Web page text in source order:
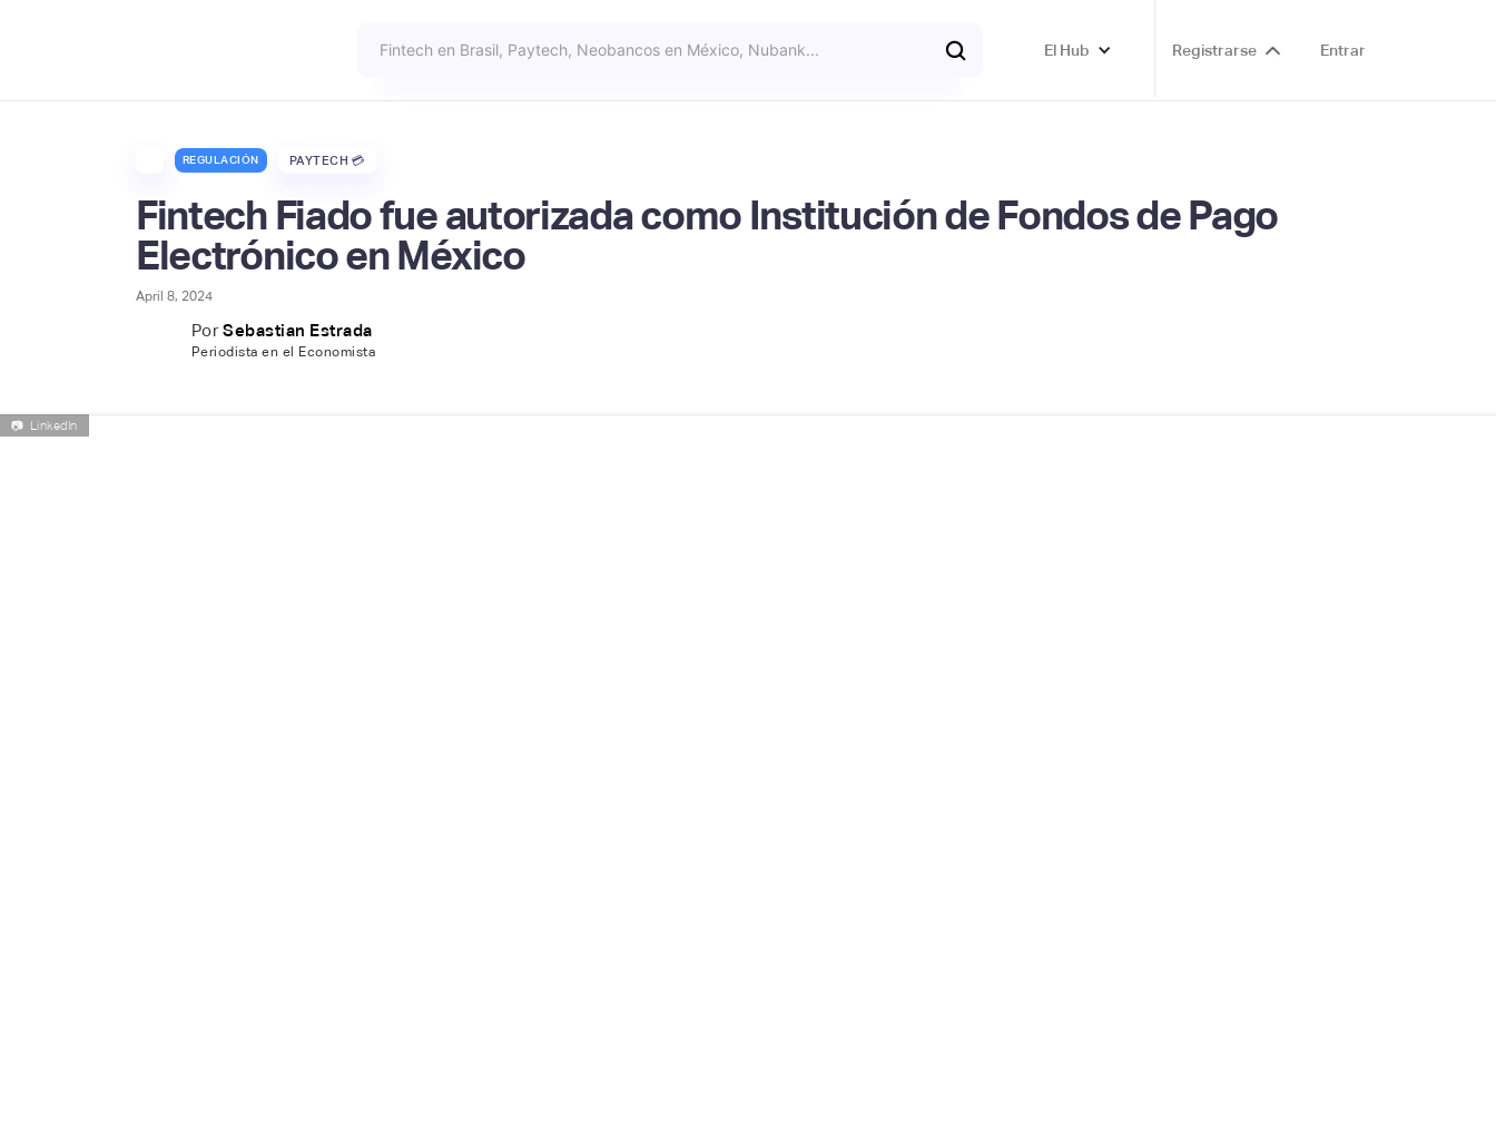
El Hub Registrarse Entrar
REGULACIÓN PAYTECH 💳
Fintech Fiado fue autorizada como Institución de Fondos de Pago
Electrónico en México
April 8, 2024
Por Sebastian Estrada
Periodista en el Economista
📷 LinkedIn